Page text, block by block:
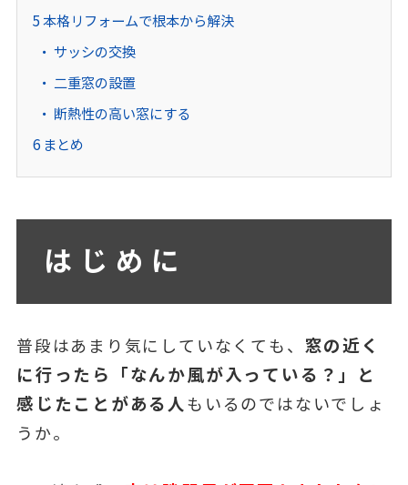
5 本格リフォームで根本から解決
サッシの交換
二重窓の設置
断熱性の高い窓にする
6まとめ
はじめに
普段はあまり気にしていなくても、 窓の近く
に行ったら「なんか風が入っている？」と
感じたことがある人もいるのではないでしょ
うか。